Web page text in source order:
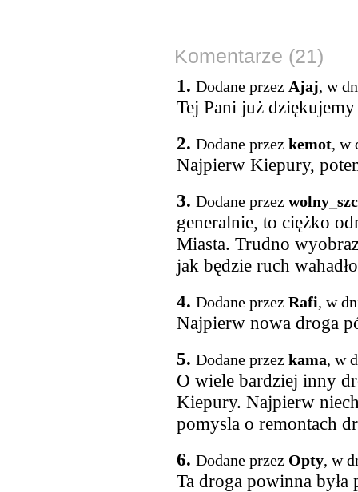
Komentarze (21)
1. Dodane przez Ajaj, w
Tej Pani już dziękujemy
2. Dodane przez kemot, w
Najpierw Kiepury,
3. Dodane przez
generalnie, to ciężko
Miasta. Trudno
jak będzie ruch
4. Dodane przez Rafi, w
Najpierw nowa droga
5. Dodane przez kama, w
O wiele bardziej inny
Kiepury. Najpierw
pomysla o remontach
6. Dodane przez Opty, w
Ta droga powinna